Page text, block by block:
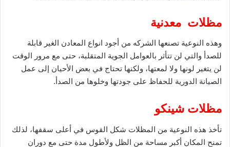
مظلات معدنية
وهذه النوعية تصنعها الشركه من أجود انواع المعادن الغير قابلة
للصدأ والتي لن تتأثر بالعوامل الجوية المتقلبة، حتى مع مرور الوقت
لن يتغير لونها ولا لمعتها، ولكنها تحتاج في بعض الأحيان إلى عمل
الصيانة الدورية للحفاظ على جودتها وخلوها من الصدأ.
مظلات شينكو
تأخذ هذه النوعية من المظلات شكل القوس في أعلى سقفها، لذلك
تمنح المكان أكبر مساحة من الظل ولأطول مدة حتى مع دوران